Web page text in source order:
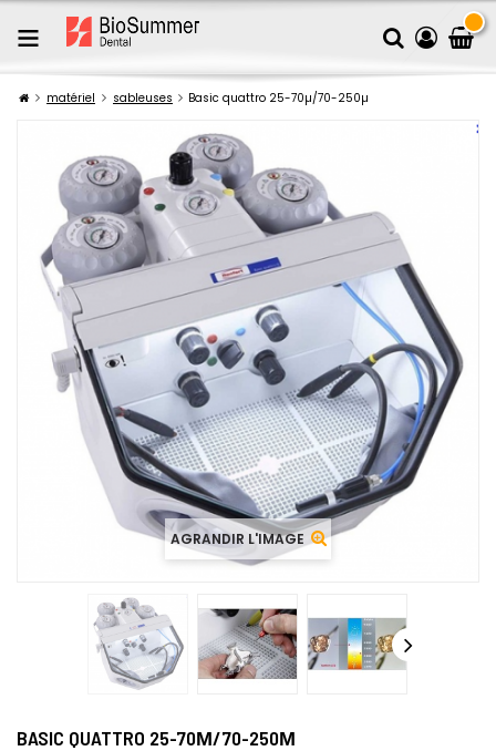
matériel sableuses Basic quattro 25-70µ/70-250µ
AGRANDIR L'IMAGE
BASIC QUATTRO 25-70Μ/70-250Μ